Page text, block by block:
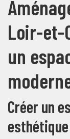
Loir-et-
un
Créer un
esthétique